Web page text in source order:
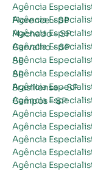
Agência
Agência Especialista na Criação de Site em Álvares Florence – SP
Agência Especialista na Criação de Site em Álvares Machado – SP
Agência Especialista na Criação de Site em Álvaro de Carvalho – SP
Agência Especialista na Criação de Site em Alvinlândia – SP
Agência Especialista na Criação de Site em Americana – SP
Agência Especialista na Criação de Site em Américo Brasiliense – SP
Agência Especialista na Criação de Site em Américo de Campos – SP
Agência
Agência
Agência
Agência
Agência